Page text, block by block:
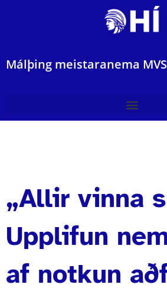
Málþing meistaranema MVS
„Allir vinna
Upplifun
af notkun